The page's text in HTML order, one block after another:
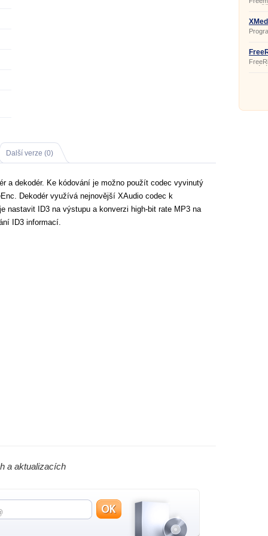
Další verze (0)
a dekodér. Ke kódování je možno použít codec vyvinutý
Dekodér využívá nejnovější XAudio codec k
nastavit ID3 na výstupu a konverzi high-bit rate MP3 na
ID3 informací.
a aktualizacích
WMA,
mezi